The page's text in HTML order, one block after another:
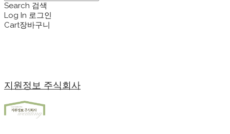
Search 검색
Log In 로그인
Cart장바구니
지원정보 주식회사